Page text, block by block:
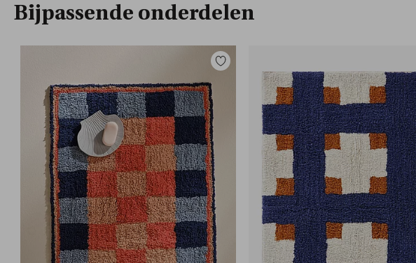
Bijpassende onderdelen
Toevoegen
favorieten